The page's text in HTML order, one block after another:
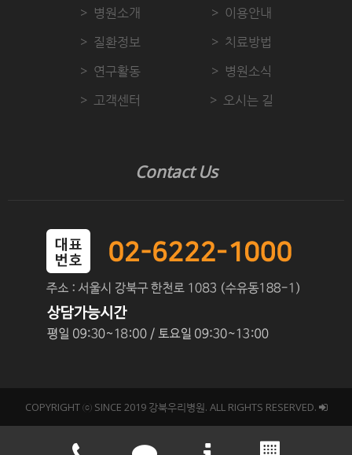
병원소개
이용안내
질환정보
치료방법
연구활동
병원소식
고객센터
오시는 길
Contact Us
COPYRIGHT ⓒ SINCE 2019 강북우리병원. ALL RIGHTS RESERVED.